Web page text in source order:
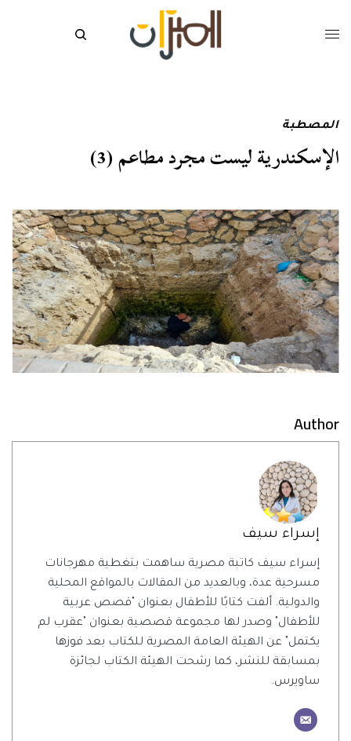
المصطبة
الإسكندرية ليست مجرد مطاعم (3)
Author
إسراء سيف
إسراء سيف كاتبة مصرية ساهمت بتغطية مهرجانات
مسرحية عدة، وبالعديد من المقالات بالمواقع المحلية
والدولية. ألفت كتابًا للأطفال بعنوان "قصص عربية
للأطفال" وصدر لها مجموعة قصصية بعنوان "عقرب لم
يكتمل" عن الهيئة العامة المصرية للكتاب بعد فوزها
بمسابقة للنشر، كما رشحت الهيئة الكتاب لجائزة
ساويرس.